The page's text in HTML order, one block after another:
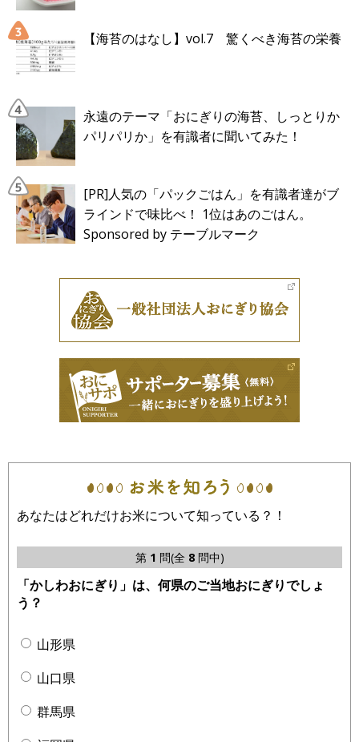
【海苔のはなし】vol.7 驚くべき海苔の栄養
永遠のテーマ「おにぎりの海苔、しっとりか
パリパリか」を有識者に聞いてみた！
[PR]人気の「パックごはん」を有識者達がブ
ラインドで味比べ！ 1位はあのごはん。
Sponsored by テーブルマーク
あなたはどれだけお米について知っている？！
第 1 問(全 8問中)
「かしわおにぎり」は、何県のご当地おにぎりでしょ
う？
山形県
山口県
群馬県